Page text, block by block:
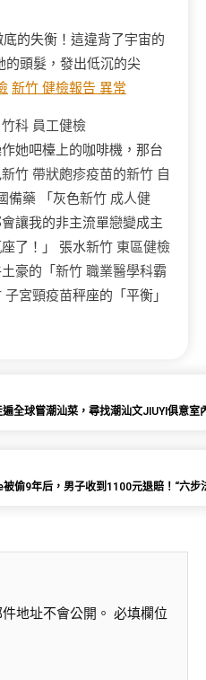
底的失衡！這違背了宇宙的
的頭髮，發出低沉的尖
新竹 健檢報告 異常
竹科 員工健檢
她吧檯上的咖啡機，那台
新竹 帶狀皰疹疫苗的新竹 自
備藥 「灰色新竹 成人健
讓我的非主流單戀變成主
了！」 張水新竹 東區健檢
豪的「 新竹 職業醫學科霸
子宮頸疫苗秤座的「平衡」
全球嘗潮汕菜，尋找潮汕文JIUYI俱意室
偷9年后，男子收到1100元退賠！“六
地址不會公開。 必填欄位